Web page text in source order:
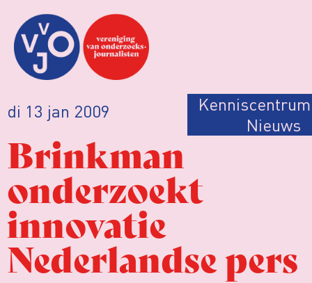
di 13 jan 2009 Kenniscentrum
Nieuws
Brinkman
onderzoekt
innovatie
Nederlandse pers